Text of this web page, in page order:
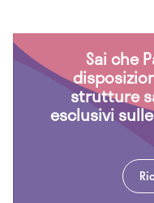
Sai che
strutture
esclusivi